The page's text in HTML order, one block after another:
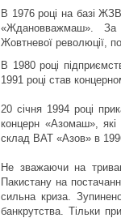
В 1976 році на базі
«Ждановважмаш». За
Жовтневої революції,
В 1980 році
1991 році став
20 січня 1994 році
концерн «Азомаш»,
склад ВАТ «Азов» в
Не зважаючи на
Пакистану на
сильна криза.
банкрутства. Тільки